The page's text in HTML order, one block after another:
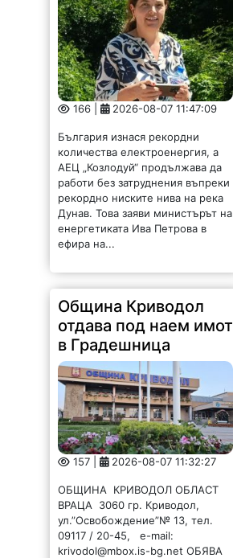
166 | 2026-08-07 11:47:09
България изнася рекордни
количества електроенергия, а
АЕЦ „Козлодуй“ продължава да
работи без затруднения въпреки
рекордно ниските нива на река
Дунав. Това заяви министърът на
енергетиката Ива Петрова в
ефира на...
Община Криводол
отдава под наем имот
в Градешница
157 | 2026-08-07 11:32:27
ОБЩИНА КРИВОДОЛ ОБЛАСТ
ВРАЦА 3060 гр. Криводол,
ул.”Освобождение”№ 13, тел.
09117 / 20-45, e-mail:
krivodol@mbox.is-bg.net ОБЯВА